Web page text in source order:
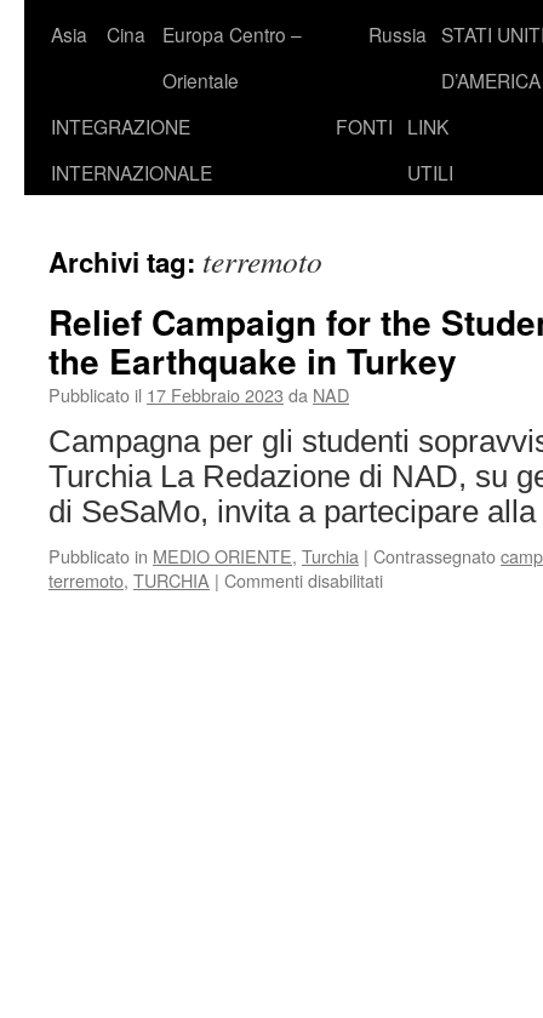
Asia Cina
Europa Centro –
Orientale
Russia STATI
D’AMERICA
INTEGRAZIONE
INTERNAZIONALE
FONTI
LINK
UTILI
Archivi tag: terremoto
Relief Campaign for the
the Earthquake in Turkey
Pubblicato il 17 Febbraio 2023 da NAD
Campagna per gli studenti
Turchia La Redazione di NAD, su
di SeSaMo, invita a partecipare
Pubblicato in MEDIO ORIENTE, Turchia | Contrassegnato
terremoto, TURCHIA | Commenti disabilitatisu